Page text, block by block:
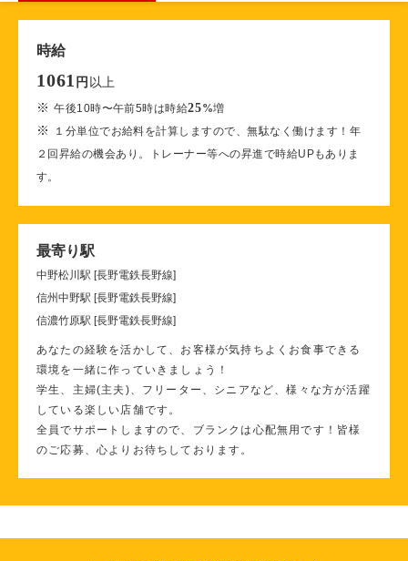
時給
1061 円 以上
※午後10時〜午前5時は時給25%増
※
１分単位でお給料を計算しますので、無駄なく働けます！年
２回昇給の機会あり。トレーナー等への昇進で時給UPもありま
す。
最寄り駅
中野松川駅 [長野電鉄長野線]
信州中野駅 [長野電鉄長野線]
信濃竹原駅 [長野電鉄長野線]
あなたの経験を活かして、お客様が気持ちよくお食事できる
環境を一緒に作っていきましょう！
学生、主婦(主夫)、フリーター、シニアなど、様々な方が活躍
している楽しい店舗です。
全員でサポートしますので、ブランクは心配無用です！皆様
のご応募、心よりお待ちしております。